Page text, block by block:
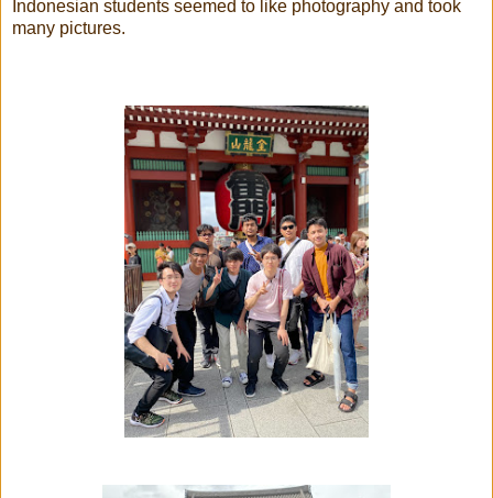
Indonesian students seemed to like photography and took
many pictures.